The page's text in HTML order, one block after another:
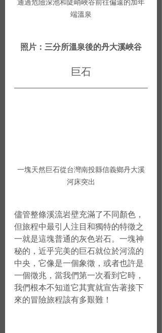
端溫泉
照片：三分所溫泉後的丹大溪峽谷
巨石
一塊天然巨石從台灣南投縣信義鄉丹大溪
河床突出
儘管整條溪流岩壁充滿了不同顏色，
但旅程中最引人注目和獨特的特徵之
一就是這塊普通的灰色岩石。一塊神
秘的，近乎完美的巨石就位於河流的
中央，它像是一個象徵，或者也許是
一個徵兆，當我們第一次看到它時，
我們根本不知道它其實就宣告著接下
來的冒險旅程該有多艱難！